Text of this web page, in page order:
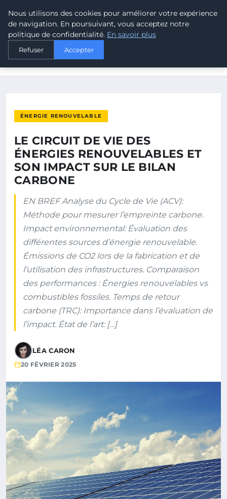
MALTA CLIMATE
ACCUEIL
LE CIRCUIT DE VIE DES ÉNERGIES RENOUVELABLES ET SON
ÉNERGIE RENOUVELABLE
LE CIRCUIT DE VIE DES
ÉNERGIES RENOUVELABLES ET
SON IMPACT SUR LE BILAN
CARBONE
EN BREF Analyse du Cycle de Vie (ACV):
Méthode pour mesurer l’empreinte carbone.
Impact environnemental: Évaluation des
différentes sources d’énergie renouvelable.
Émissions de CO2 lors de la fabrication et de
l’utilisation des infrastructures. Comparaison
des performances : Énergies renouvelables vs
combustibles fossiles. Temps de retour
carbone (TRC): Importance dans l’évaluation de
l’impact. État de l’art: […]
LÉA CARON
20 FÉVRIER 2025
Nous utilisons des cookies pour améliorer votre expérience
de navigation. En poursuivant, vous acceptez notre
politique de confidentialité. En savoir plus
Refuser Accepter